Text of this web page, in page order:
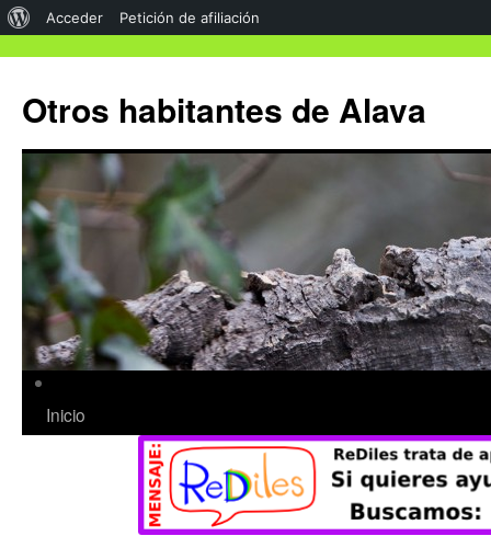
Otros habitantes de Alava
Inicio
Acceder Petición de afiliación